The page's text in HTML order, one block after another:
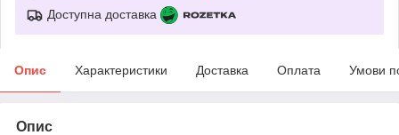
Доступна доставка
Опис Характеристики Доставка Оплата Умови
Опис